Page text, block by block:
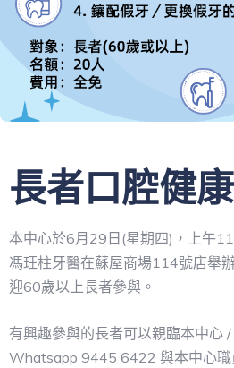
長者口腔健
本中心於6月29日(星期四)，上午
馮玨柱牙醫在蘇屋商場114號店舉
迎60歲以上長者參與。
有興趣參與的長者可以親臨本中心
Whatsapp 9445 6422 與本中心職